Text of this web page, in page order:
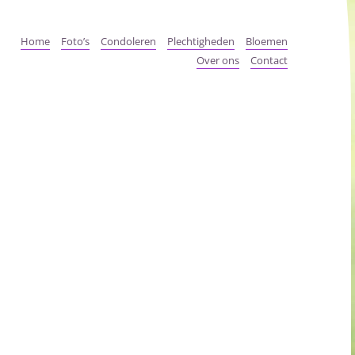
Home Foto’s Condoleren Plechtigheden
Bloemen
Over ons
Contact